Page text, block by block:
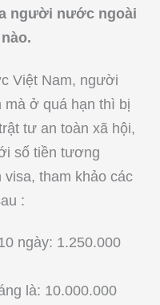
người nước ngoài
Việt Nam, người
mà ở quá hạn thì bị
tư an toàn xã hội,
số tiền tương
tham khảo các
:
ngày: 1.250.000
là: 10.000.000